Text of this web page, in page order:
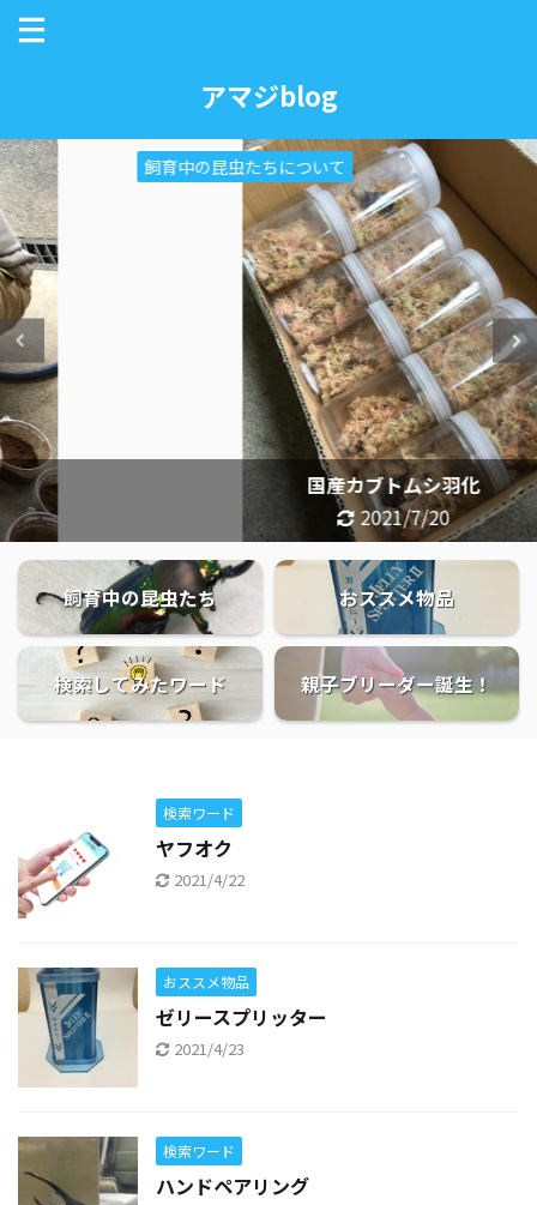
アマジblog
飼育中の昆虫たちについて
国産カブトムシ羽化
2021/7/20
飼育中の昆虫たち おススメ物品
検索してみたワード 親子ブリーダー誕生！
検索ワード
ヤフオク
2021/4/22
おススメ物品
ゼリースプリッター
2021/4/23
検索ワード
ハンドペアリング